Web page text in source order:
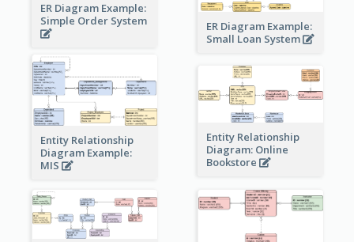
ER Diagram Example:
Simple Order System
ER Diagram Example:
Small Loan System
Entity Relationship
Diagram Example:
MIS
Entity Relationship
Diagram: Online
Bookstore